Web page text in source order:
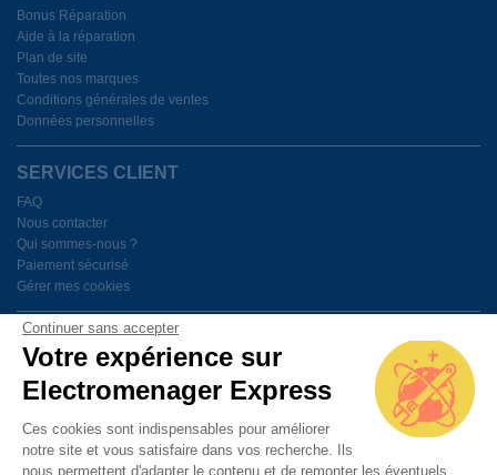
Continuer sans accepter
Votre expérience sur
Electromenager Express
Ces cookies sont indispensables pour améliorer
notre site et vous satisfaire dans vos recherche. Ils
nous permettent d'adapter le contenu et de remonter les éventuels
Bonus Réparation
Aide à la réparation
Plan de site
Toutes nos marques
Conditions générales de ventes
Données personnelles
SERVICES CLIENT
FAQ
Nous contacter
Qui sommes-nous ?
Paiement sécurisé
Gérer mes cookies
BESOIN D'AIDE ?